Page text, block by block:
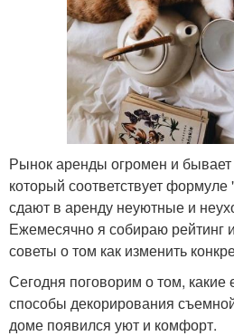
Рынок аренды огромен и
который соответствует
сдают в аренду неуютные и
Ежемесячно я собираю рейтинг
советы о том как изменить
Сегодня поговорим о том,
способы декорирования
доме появился уют и комфорт.